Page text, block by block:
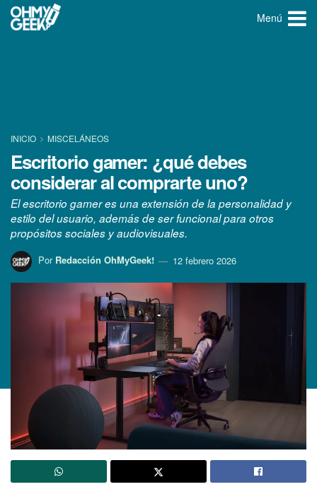
Menú
INICIO MISCELÁNEOS
Escritorio gamer: ¿qué debes
considerar al comprarte uno?
El escritorio gamer es una extensión de la personalidad y
estilo del usuario, además de ser funcional para otros
propósitos sociales y audiovisuales.
Por Redacción OhMyGeek! 12 febrero 2026